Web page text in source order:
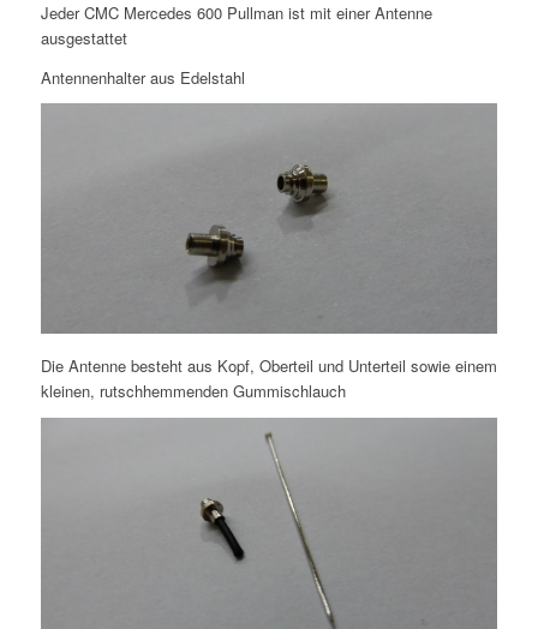
Jeder CMC Mercedes 600 Pullman ist mit einer Antenne
ausgestattet
Antennenhalter aus Edelstahl
Die Antenne besteht aus Kopf, Oberteil und Unterteil sowie einem
kleinen, rutschhemmenden Gummischlauch